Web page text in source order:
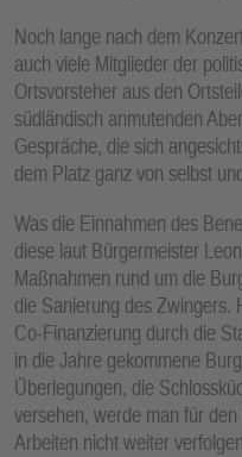
Noch lange nach dem
auch viele Mitglieder der
Ortsvorsteher aus den
südländisch anmutenden
Gespräche, die sich
dem Platz ganz von selbst
Was die Einnahmen des
diese laut Bürgermeister
Maßnahmen rund um die
die Sanierung des Zwingers.
Co-Finanzierung durch die
in die Jahre gekommene
Überlegungen, die
versehen, werde man für
Arbeiten nicht weiter